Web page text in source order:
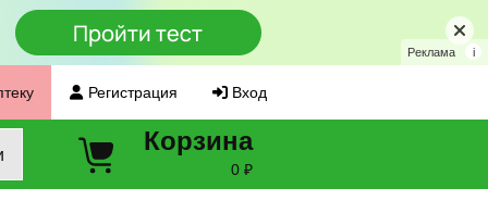
Реклама i
Регистрация Вход
Корзина
0 ₽